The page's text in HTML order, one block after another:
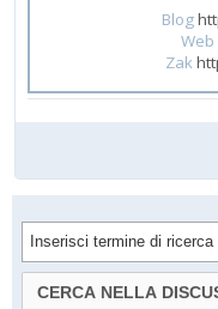
Blog
Web
Zak